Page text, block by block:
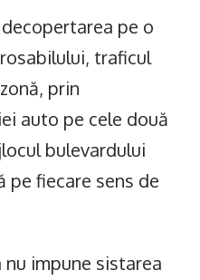
pe o
traficul
prin
auto pe cele două
bulevardului
pe fiecare sens de
impune sistarea